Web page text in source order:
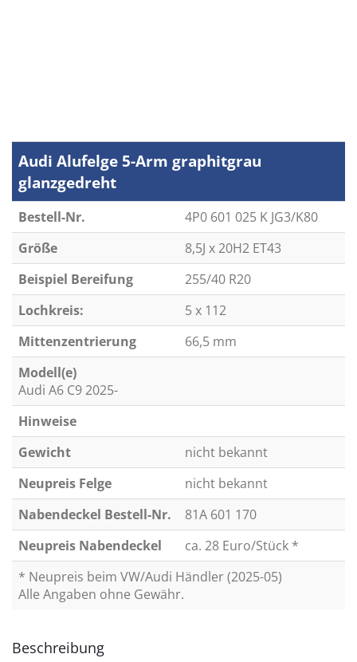
Audi Alufelge 5-Arm graphitgrau
glanzgedreht
Bestell-Nr.
4P0 601 025 K JG3/K80
Größe
8,5J x 20H2 ET43
Beispiel Bereifung
255/40 R20
Lochkreis:
5 x 112
Mittenzentrierung
66,5 mm
Modell(e)
Audi A6 C9 2025-
Hinweise
Gewicht
nicht bekannt
Neupreis Felge
nicht bekannt
Nabendeckel Bestell-Nr.
81A 601 170
Neupreis Nabendeckel
ca. 28 Euro/Stück *
* Neupreis beim VW/Audi Händler (2025-05)
Alle Angaben ohne Gewähr.
Beschreibung